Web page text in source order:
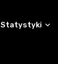
Statystyki